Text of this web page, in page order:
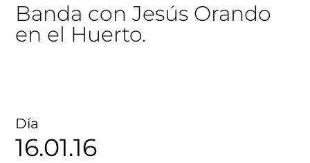
Banda con Jesús Orando
en el Huerto.
Día
16.01.16